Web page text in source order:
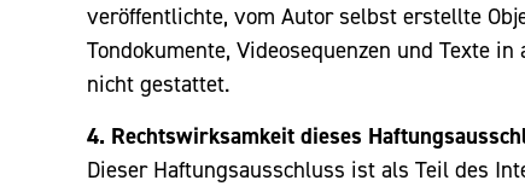
veröffentlichte, vom Autor selbst erstellte
Tondokumente, Videosequenzen und Texte
nicht gestattet.
4. Rechtswirksamkeit dieses
Dieser Haftungsausschluss ist als Teil des